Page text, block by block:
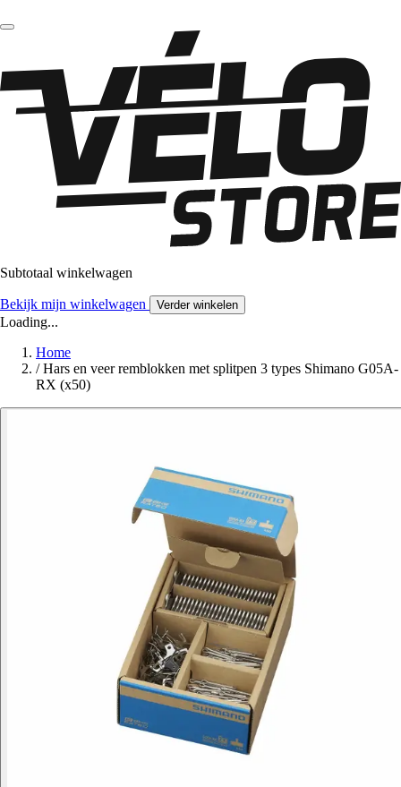
Subtotaal winkelwagen
Bekijk mijn winkelwagen Verder winkelen
Loading...
Home
/ Hars en veer remblokken met splitpen 3 types Shimano G05A-
RX (x50)